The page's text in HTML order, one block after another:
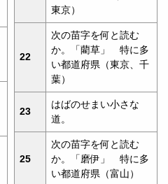
東京）
22
次の苗字を何と読む
か。「藺草」 特に多
い都道府県（東京、千
葉）
23
はばのせまい小さな
道。
25
次の苗字を何と読む
か。「磨伊」 特に多
い都道府県（富山）